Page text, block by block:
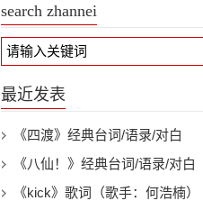
search zhannei
最近发表
《四渡》经典台词/语录/对白
《八仙！》经典台词/语录/对白
《kick》歌词（歌手：何浩楠）